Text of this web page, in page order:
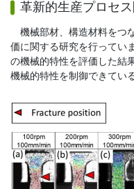
革新的生産プロセ
機械部材、構造材料をつ
価に関する研究を行ってい
の機械的特性を評価した結
機械的特性を制御できてい